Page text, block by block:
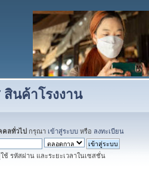
นค้าโรงงาน
คลทั่วไป กรุณา เข้าสู่ระบบ หรือ ลงทะเบียน
ช้ รหัสผ่าน และระยะเวลาในเซสชั่น